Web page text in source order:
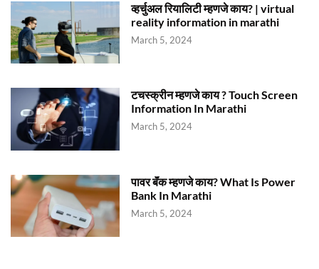
व्हर्चुअल रियालिटी म्हणजे काय? | virtual
reality information in marathi
March 5, 2024
टचस्क्रीन म्हणजे काय ? Touch Screen
Information In Marathi
March 5, 2024
पावर बॅंक म्हणजे काय? What Is Power
Bank In Marathi
March 5, 2024